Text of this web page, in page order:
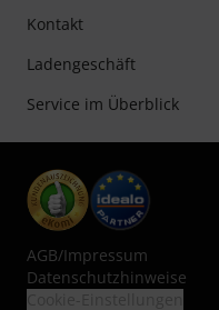
Kontakt
Ladengeschäft
Service im Überblick
AGB/Impressum
Datenschutzhinweise